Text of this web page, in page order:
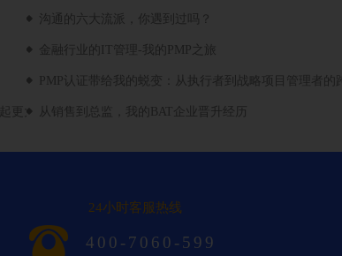
沟通的六大流派，你遇到过吗？
金融行业的IT管理-我的PMP之旅
PMP认证带给我的蜕变：从执行者到战略项目管理者的
更大的业务了
从销售到总监，我的BAT企业晋升经历
24小时客服热线
400-7060-599